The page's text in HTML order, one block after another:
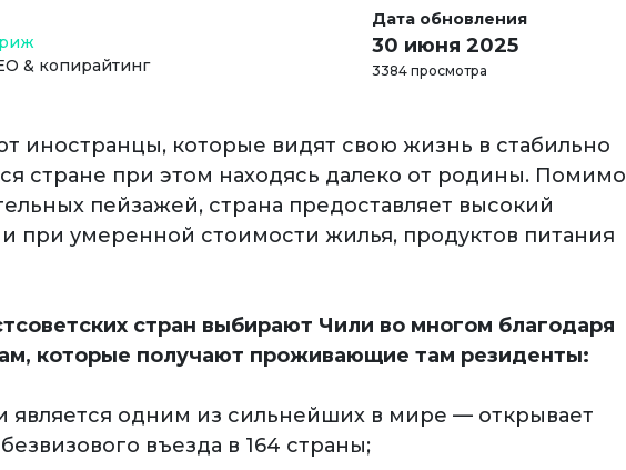
& копирайтинг
Дата обновления
30 июня 2025
3384 просмотра
иностранцы, которые видят свою жизнь в стабильно
стране при этом находясь далеко от родины. Помимо
пейзажей, страна предоставляет высокий
при умеренной стоимости жилья, продуктов питания
стран выбирают Чили во многом благодаря
которые получают проживающие там резиденты:
является одним из сильнейших в мире — открывает
въезда в 164 страны;